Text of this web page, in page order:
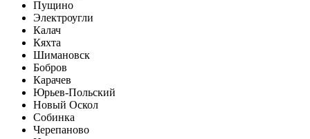
Пущино
Электроугли
Калач
Кяхта
Шимановск
Бобров
Карачев
Юрьев-Польский
Новый Оскол
Собинка
Черепаново